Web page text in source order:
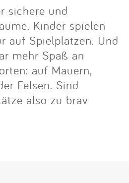
sichere und
Kinder spielen
auf Spielplätzen. Und
mehr Spaß an
auf Mauern,
Felsen. Sind
also zu brav